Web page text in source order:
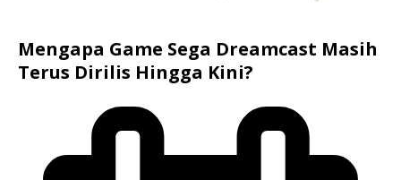
Mengapa Game Sega Dreamcast Masih
Terus Dirilis Hingga Kini?